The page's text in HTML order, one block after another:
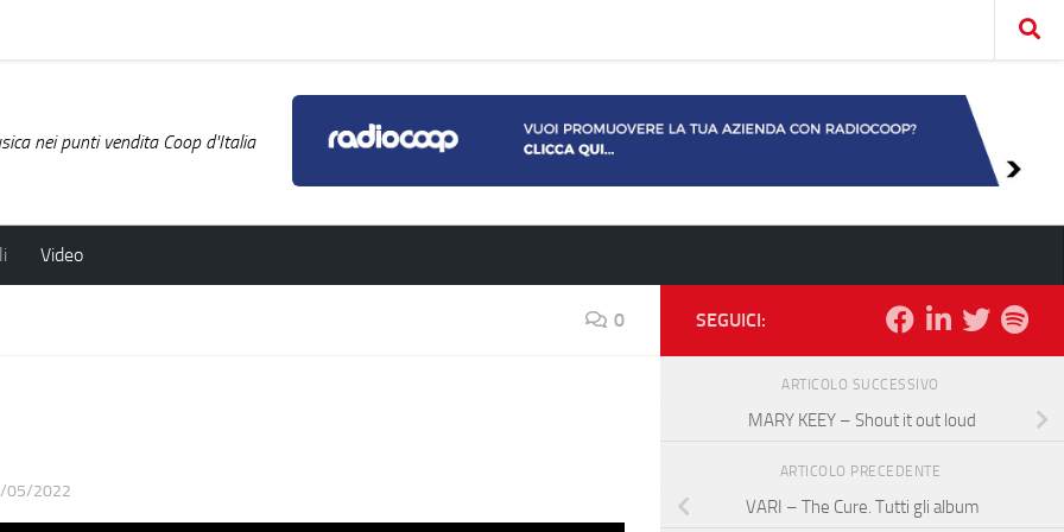
nei punti vendita Coop d'Italia
Video
0
05/2022
SEGUICI:
ARTICOLO SUCCESSIVO
MARY KEEY – Shout it out loud
ARTICOLO PRECEDENTE
VARI – The Cure. Tutti gli album